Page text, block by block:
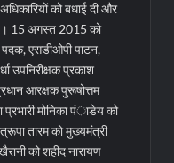
को बधाई दी और
15 अगस्त 2015 को
पदक, एसडीओपी पाटन,
उपनिरीक्षक प्रकाश
आरक्षक पुरूषोत्तम
प्रभारी मोनिका पंाडेय को
तारम को मुख्यमंत्री
को शहीद नारायण